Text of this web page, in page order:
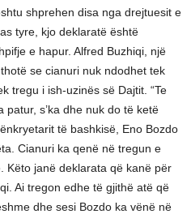
shprehen disa nga drejtuesit e
tyre, kjo deklaratë është
e hapur. Alfred Buzhiqi, një
se cianuri nuk ndodhet tek
tregu i ish-uzinës së Dajtit. “Te
s’ka dhe nuk do të ketë
të bashkisë, Eno Bozdo
Cianuri ka qenë në tregun e
Këto janë deklarata që kanë për
Ai tregon edhe të gjithë atë që
dhe sesi Bozdo ka vënë në